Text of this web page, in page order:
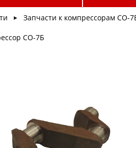
► Запчасти к компрессорам СО-
СО-7Б